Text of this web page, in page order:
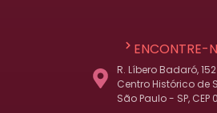
ENCONTRE-
R. Líbero Badaró,
Centro Histórico de
São Paulo - SP, CEP